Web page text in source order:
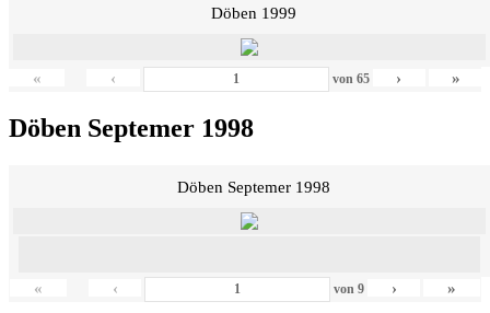
Döben 1999
« ‹ von 65 › »
Döben Septemer 1998
Döben Septemer 1998
« ‹ von9 › »